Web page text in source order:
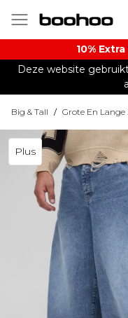
10%
Deze website
Big & Tall / Grote En Lange
Plus